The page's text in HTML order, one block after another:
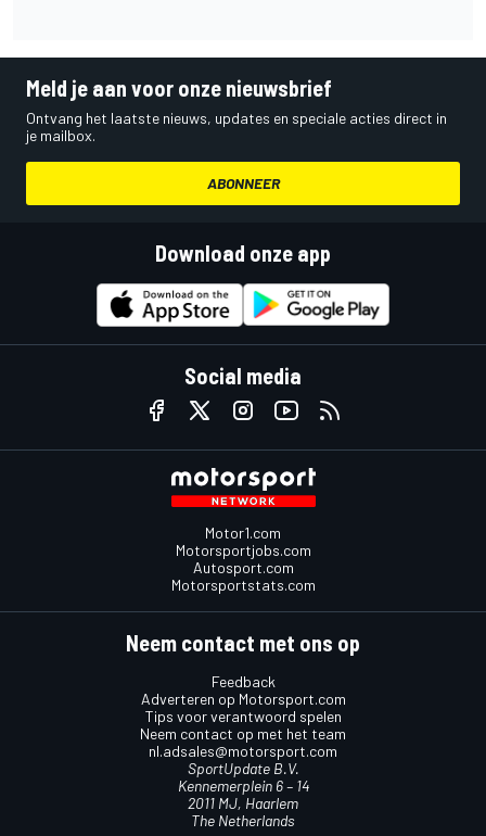
Meld je aan voor onze nieuwsbrief
Ontvang het laatste nieuws, updates en speciale acties direct in
je mailbox.
ABONNEER
Download onze app
Social media
Motor1.com
Motorsportjobs.com
Autosport.com
Motorsportstats.com
Neem contact met ons op
Feedback
Adverteren op Motorsport.com
Tips voor verantwoord spelen
Neem contact op met het team
nl.adsales@motorsport.com
SportUpdate B.V.
Kennemerplein 6 – 14
2011 MJ, Haarlem
The Netherlands